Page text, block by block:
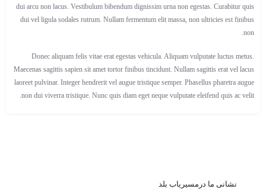
dui arcu non lacus. Vestibulum bibendum dignissim urna non egestas. Curabitur quis
dui vel ligula sodales rutrum. Nullam fermentum elit massa, non ultricies est finibus
non.
Donec aliquam felis vitae erat egestas vehicula. Aliquam vulputate luctus metus.
Maecenas sagittis sapien sit amet tortor finibus tincidunt. Nullam sagittis erat vel lacus
laoreet pulvinar. Integer hendrerit vel augue tristique semper. Phasellus pharetra augue
non dui viverra tristique. Nunc quis diam eget neque vulputate eleifend quis ac velit.
نشانی ما درمسیریاب بلد